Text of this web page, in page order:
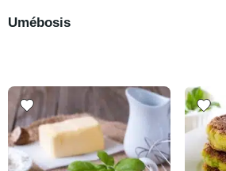
Umébosis